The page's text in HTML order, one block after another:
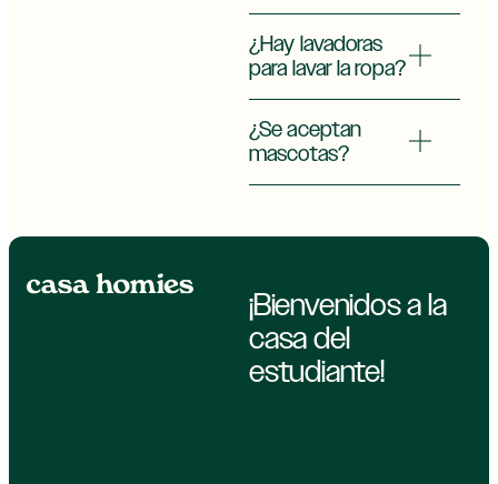
¿Hay lavadoras
para lavar la ropa?
¿Se aceptan
mascotas?
¡Bienvenidos a la
casa del
estudiante!